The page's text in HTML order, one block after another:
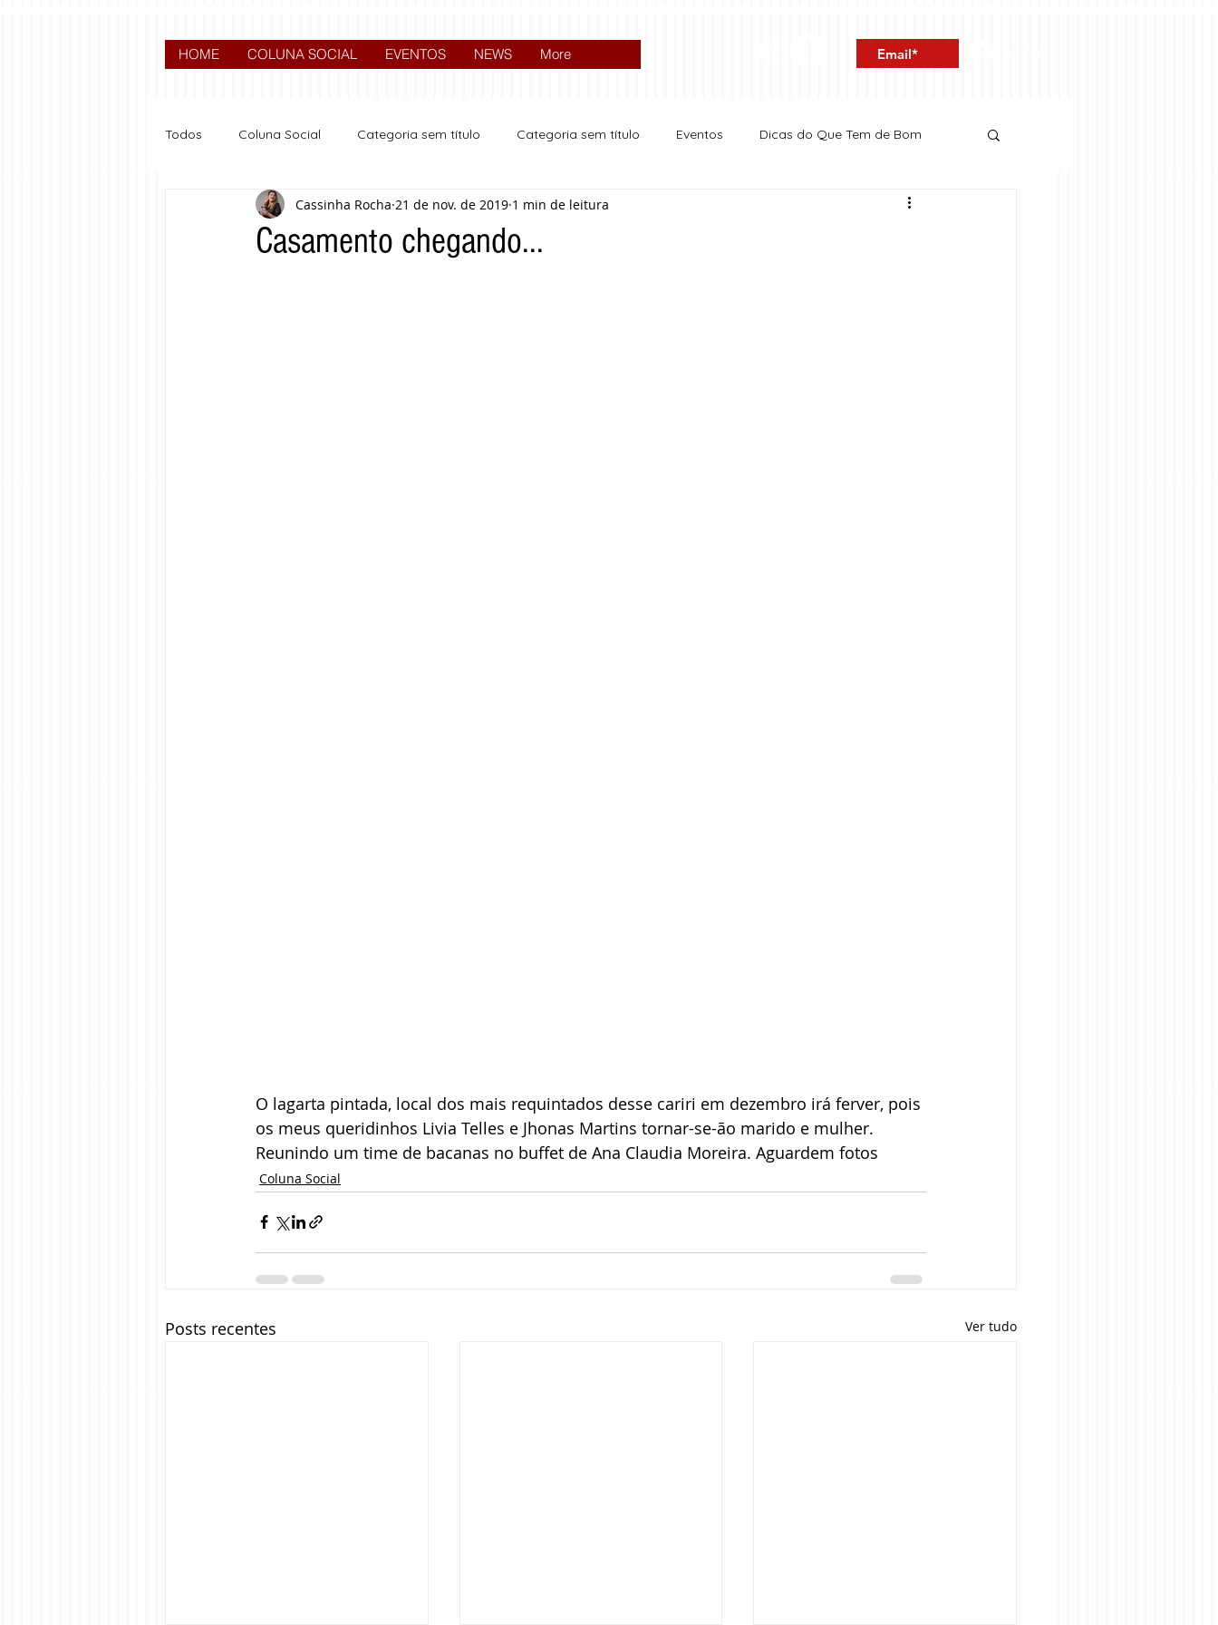
HOME COLUNA SOCIAL EVENTOS NEWS More
Todos Coluna Social Categoria sem título Categoria sem título Eventos Dicas do Que Tem de Bom
Nova categoria Expocrato 2024 Política
Casamento chegando...
Cassinha Rocha 21 de nov. de 2019 1 min de leitura
O lagarta pintada, local dos mais requintados desse cariri em dezembro irá ferver, pois
os meus queridinhos Livia Telles e Jhonas Martins tornar-se-ão marido e mulher.
Reunindo um time de bacanas no buffet de Ana Claudia Moreira. Aguardem fotos
Coluna Social
Posts recentes Ver tudo